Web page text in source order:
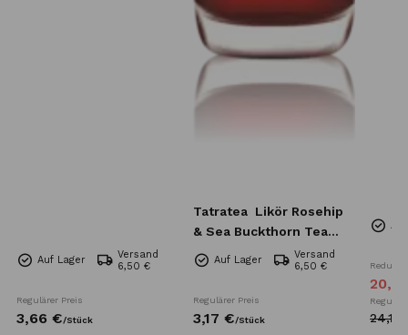
Auf Lager
Versand
6,50 €
Regulärer Preis
3,66 €/Stück
Tatratea Likör Rosehip
& Sea Buckthorn Tea
Mini 57% 0,04l
Auf Lager
Versand
6,50 €
Regulärer Preis
3,17 €/Stück
20,
24,10